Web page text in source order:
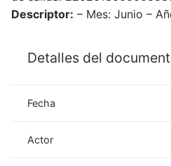
Descriptor: – Mes: Junio –
Detalles del
Fecha
Actor